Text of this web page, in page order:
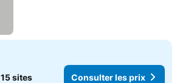
15 sites Consulter les prix